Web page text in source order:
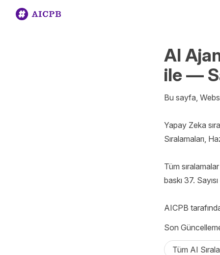
AI
ile —
Bu sayfa,
Yapay Zeka
Sıralamaları,
Tüm
baskı 37.
AICPB
Son
Tüm AI